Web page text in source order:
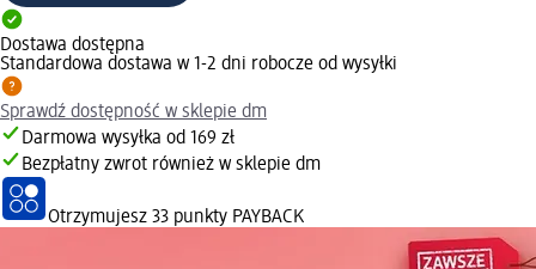
Dostawa dostępna
Standardowa dostawa w 1-2 dni robocze od wysyłki
Sprawdź dostępność w sklepie dm
Darmowa wysyłka od 169 zł
Bezpłatny zwrot również w sklepie dm
Otrzymujesz 33 punkty PAYBACK